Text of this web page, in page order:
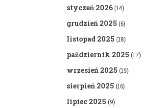
styczeń 2026(14)
grudzień 2025 (6)
listopad 2025 (18)
październik 2025 (17)
wrzesień 2025 (19)
sierpień 2025 (16)
lipiec 2025 (9)